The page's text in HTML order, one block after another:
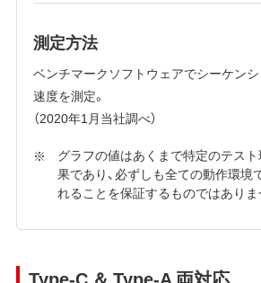
測定方法
ベンチマークソフトウェアでシーケン
速度を測定。
（2020年1月当社調べ）
グラフの値はあくまで特定のテス
果であり、必ずしも全ての動作環境
れることを保証するものではありま